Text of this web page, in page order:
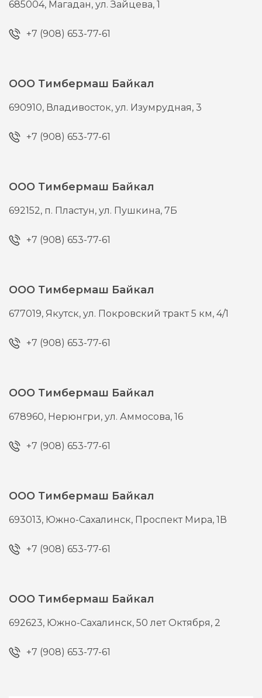
685004, Магадан,ул. Зайцева, 1
+7 (908) 653-77-61
ООО Тимбермаш Байкал
690910, Владивосток,ул. Изумрудная, 3
+7 (908) 653-77-61
ООО Тимбермаш Байкал
692152, п. Пластун,ул. Пушкина, 7Б
+7 (908) 653-77-61
ООО Тимбермаш Байкал
677019, Якутск,ул. Покровский тракт 5 км, 4/1
+7 (908) 653-77-61
ООО Тимбермаш Байкал
678960, Нерюнгри,ул. Аммосова, 16
+7 (908) 653-77-61
ООО Тимбермаш Байкал
693013, Южно-Сахалинск, Проспект Мира, 1В
+7 (908) 653-77-61
ООО Тимбермаш Байкал
692623, Южно-Сахалинск,50 лет Октября, 2
+7 (908) 653-77-61